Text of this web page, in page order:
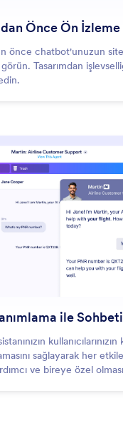
Önce Ön İzleme
önce chatbot'unuzun
Tasarımdan
kullanıcılarınızın
sağlayarak her
ve bireye özel